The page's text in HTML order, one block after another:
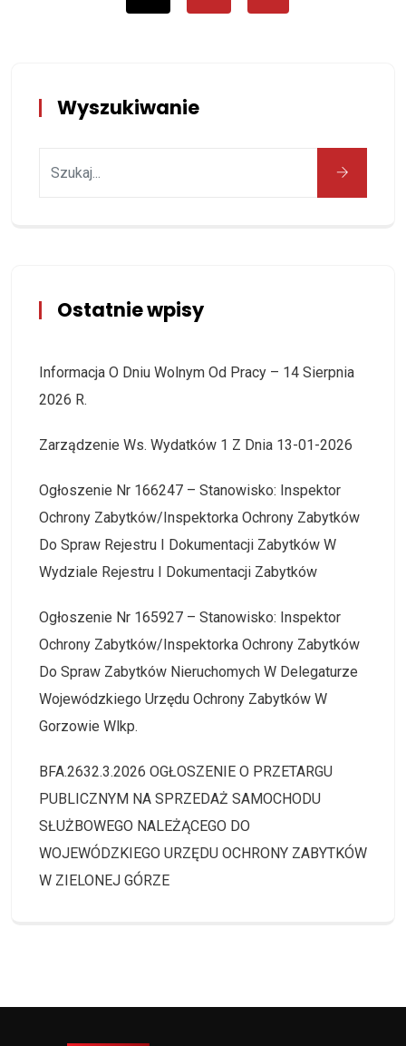
Wyszukiwanie
Ostatnie wpisy
Informacja O Dniu Wolnym Od Pracy – 14 Sierpnia
2026 R.
Zarządzenie Ws. Wydatków 1 Z Dnia 13-01-2026
Ogłoszenie Nr 166247 – Stanowisko: Inspektor
Ochrony Zabytków/Inspektorka Ochrony Zabytków
Do Spraw Rejestru I Dokumentacji Zabytków W
Wydziale Rejestru I Dokumentacji Zabytków
Ogłoszenie Nr 165927 – Stanowisko: Inspektor
Ochrony Zabytków/Inspektorka Ochrony Zabytków
Do Spraw Zabytków Nieruchomych W Delegaturze
Wojewódzkiego Urzędu Ochrony Zabytków W
Gorzowie Wlkp.
BFA.2632.3.2026 OGŁOSZENIE O PRZETARGU
PUBLICZNYM NA SPRZEDAŻ SAMOCHODU
SŁUŻBOWEGO NALEŻĄCEGO DO
WOJEWÓDZKIEGO URZĘDU OCHRONY ZABYTKÓW
W ZIELONEJ GÓRZE